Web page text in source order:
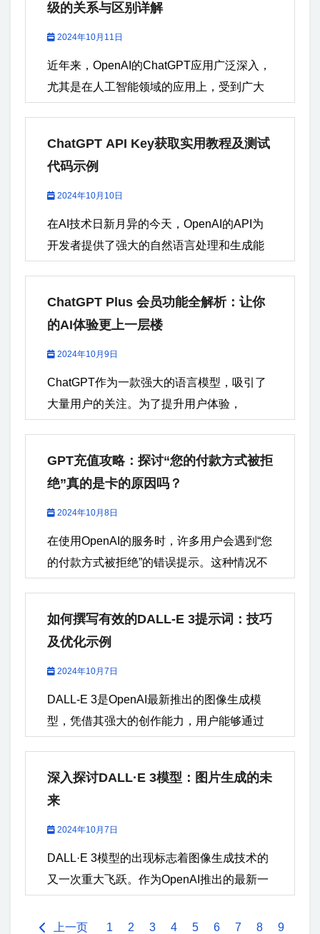
API服务器时出现了问题，可能由于网络配
置、服务器状态或者代理设置不当而导致连
接失败。 如需代注册GPT帐号、代充值...
级的关系与区别详解
2024年10月11日
近年来，OpenAI的ChatGPT应用广泛深入，
尤其是在人工智能领域的应用上，受到广大
级服务，以满足个人用户的高需求。本篇文
章将深入探讨ChatGPT...
ChatGPT API Key获取实用教程及测试
代码示例
2024年10月10日
在AI技术日新月异的今天，OpenAI的API为
开发者提供了强大的自然语言处理和生成能
ChatGPT Plus 会员功能全解析：让你
的AI体验更上一层楼
2024年10月9日
ChatGPT作为一款强大的语言模型，吸引了
大量用户的关注。为了提升用户体验，
GPT充值攻略：探讨“您的付款方式被拒
绝”真的是卡的原因吗？
2024年10月8日
在使用OpenAI的服务时，许多用户会遇到“您
的付款方式被拒绝”的错误提示。这种情况不
因，并提供解决方案，帮助用户顺利完成充
值。 如需代注册GPT帐号、代充值...
如何撰写有效的DALL-E 3提示词：技巧
及优化示例
2024年10月7日
DALL-E 3是OpenAI最新推出的图像生成模
型，凭借其强大的创作能力，用户能够通过
深入探讨DALL·E 3模型：图片生成的未
来
2024年10月7日
DALL·E 3模型的出现标志着图像生成技术的
又一次重大飞跃。作为OpenAI推出的最新一
上一页 1 2 3 4 5 6 7 8
9